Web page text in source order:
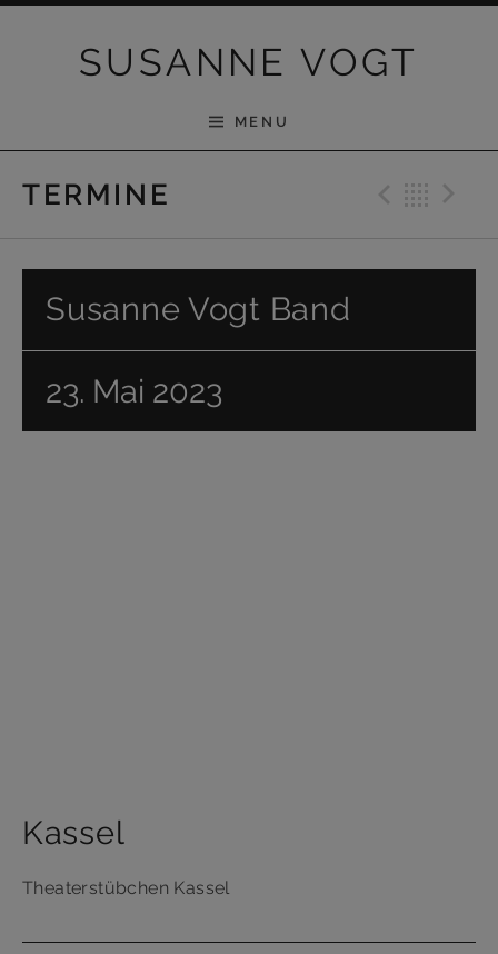
SUSANNE VOGT
MENU
TERMINE
Susanne Vogt Band
23. Mai 2023
Kassel
Theaterstübchen Kassel